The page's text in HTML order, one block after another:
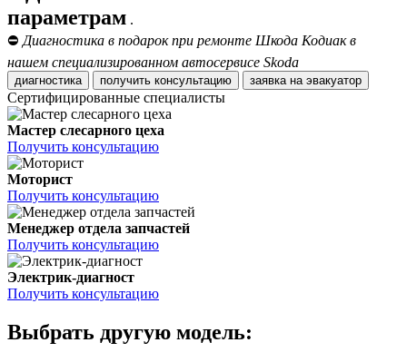
параметрам .
⛔ Диагностика в подарок при ремонте Шкода Кодиак в
нашем специализированном автосервисе Skoda
диагностика получить консультацию заявка на эвакуатор
Сертифицированные специалисты
Мастер слесарного цеха
Получить консультацию
Моторист
Получить консультацию
Менеджер отдела запчастей
Получить консультацию
Электрик-диагност
Получить консультацию
Выбрать другую модель: